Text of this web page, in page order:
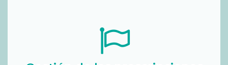
Soluciones para prescripciones médicas